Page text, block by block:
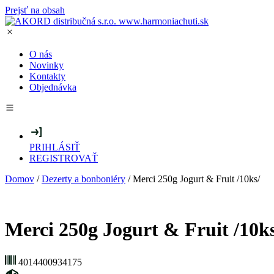
Prejsť na obsah
O nás
Novinky
Kontakty
Objednávka
PRIHLÁSIŤ
REGISTROVAŤ
Domov /Dezerty a bonboniéry / Merci 250g Jogurt & Fruit /10ks/
Merci 250g Jogurt & Fruit /
4014400934175